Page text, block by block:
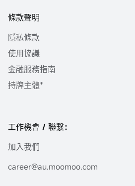
條款聲明
隱私條款
使用協議
金融服務指南
持牌主體*
工作機會 / 聯繫：
加入我們
career@au.moomoo.com